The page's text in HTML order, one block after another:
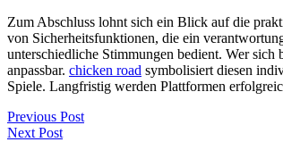
Zum Abschluss lohnt sich ein Blick auf die
von Sicherheitsfunktionen, die ein
unterschiedliche Stimmungen bedient. Wer
anpassbar. chicken road symbolisiert diesen
Spiele. Langfristig werden Plattformen
Previous Post
Next Post